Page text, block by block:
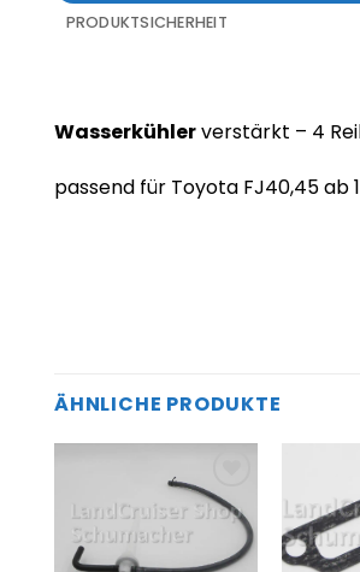
PRODUKTSICHERHEIT
Wasserkühlerverstärkt – 4
passend für Toyota FJ40,45
ÄHNLICHE PRODUKTE
Zum
Merkzettel
hinzufügen